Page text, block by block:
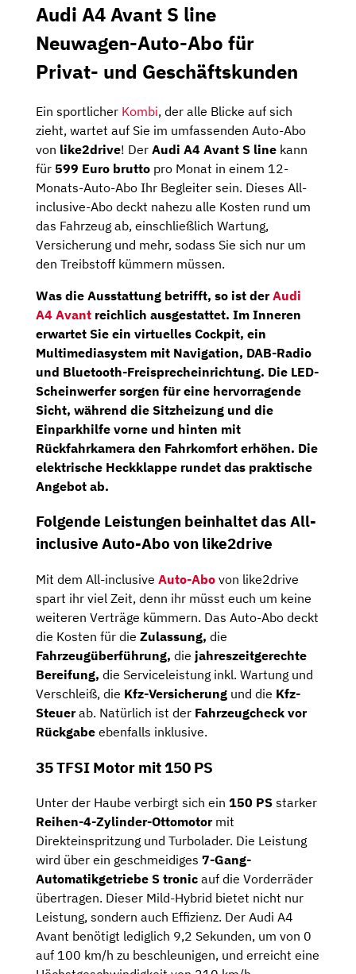
Audi A4 Avant S line
Neuwagen-Auto-Abo für
Privat- und Geschäftskunden
Ein sportlicher Kombi, der alle Blicke auf sich
zieht, wartet auf Sie im umfassenden Auto-Abo
von like2drive! Der Audi A4 Avant S line kann
für 599 Euro brutto pro Monat in einem 12-
Monats-Auto-Abo Ihr Begleiter sein. Dieses All-
inclusive-Abo deckt nahezu alle Kosten rund um
das Fahrzeug ab, einschließlich Wartung,
Versicherung und mehr, sodass Sie sich nur um
den Treibstoff kümmern müssen.
Was die Ausstattung betrifft, so ist derAudi
A4 Avant reichlich ausgestattet. Im Inneren
erwartet Sie ein virtuelles Cockpit, ein
Multimediasystem mit Navigation, DAB-Radio
und Bluetooth-Freisprecheinrichtung. Die LED-
Scheinwerfer sorgen für eine hervorragende
Sicht, während die Sitzheizung und die
Einparkhilfe vorne und hinten mit
Rückfahrkamera den Fahrkomfort erhöhen. Die
elektrische Heckklappe rundet das praktische
Angebot ab.
Folgende Leistungen beinhaltet das All-
inclusive Auto-Abo von like2drive
Mit dem All-inclusive Auto-Abo von like2drive
spart ihr viel Zeit, denn ihr müsst euch um keine
weiteren Verträge kümmern. Das Auto-Abo deckt
die Kosten für die Zulassung, die
Fahrzeugüberführung, die jahreszeitgerechte
Bereifung, die Serviceleistung inkl. Wartung und
Verschleiß, die Kfz-Versicherung und die Kfz-
Steuerab. Natürlich ist der Fahrzeugcheck vor
Rückgabe ebenfalls inklusive.
35 TFSI Motor mit 150 PS
Unter der Haube verbirgt sich ein 150 PS starker
Reihen-4-Zylinder-Ottomotormit
Direkteinspritzung und Turbolader. Die Leistung
wird über ein geschmeidiges 7-Gang-
Automatikgetriebe S tronic auf die Vorderräder
übertragen. Dieser Mild-Hybrid bietet nicht nur
Leistung, sondern auch Effizienz. Der Audi A4
Avant benötigt lediglich 9,2 Sekunden, um von 0
auf 100 km/h zu beschleunigen, und erreicht eine